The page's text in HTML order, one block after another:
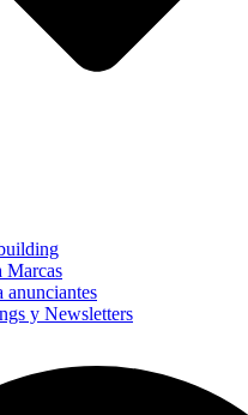
Marcas
anunciantes
y Newsletters